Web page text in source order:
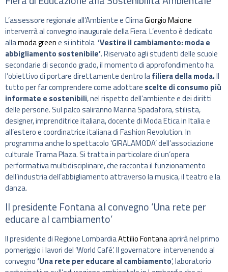
L’assessore regionale all’Ambiente e ClimaGiorgio Maione
interverrà al convegno inaugurale della Fiera. L’evento è dedicato
allamoda greene si intitola ‘Vestire il cambiamento: moda e
abbigliamento sostenibile’. Riservato agli studenti delle scuole
secondarie di secondo grado, il momento di approfondimento ha
l’obiettivo di portare direttamente dentro lafiliera della moda.Il
tutto per far comprendere come adottare scelte di consumo più
informate e sostenibili, nel rispetto dell’ambiente e dei diritti
delle persone. Sul palco saliranno Marina Spadafora, stilista,
designer, imprenditrice italiana, docente di Moda Etica in Italia e
all’estero e coordinatrice italiana di Fashion Revolution. In
programma anche lo spettacolo ‘GIRALAMODA’ dell’associazione
culturale Trama Plaza. Si tratta in particolare di un’opera
performativa multidisciplinare, che racconta il funzionamento
dell’industria dell’abbigliamento attraverso la musica, il teatro e la
danza.
Il presidente Fontana al convegno ‘Una rete per
educare al cambiamento’
Il presidente di Regione LombardiaAttilio Fontanaaprirà nel primo
pomeriggio i lavori del ‘World Café’. Il governatore intervenendo al
convegno‘Una rete per educare al cambiamento‘, laboratorio